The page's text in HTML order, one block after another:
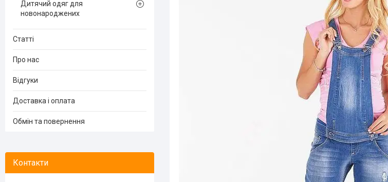
Дитячий одяг для
новонароджених
Статті
Про нас
Відгуки
Доставка і оплата
Обмін та повернення